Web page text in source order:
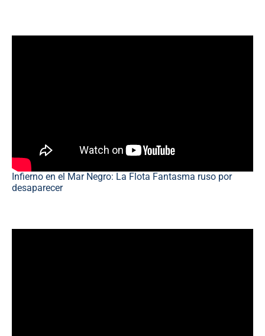
Infierno en el Mar Negro: La Flota Fantasma ruso por
desaparecer